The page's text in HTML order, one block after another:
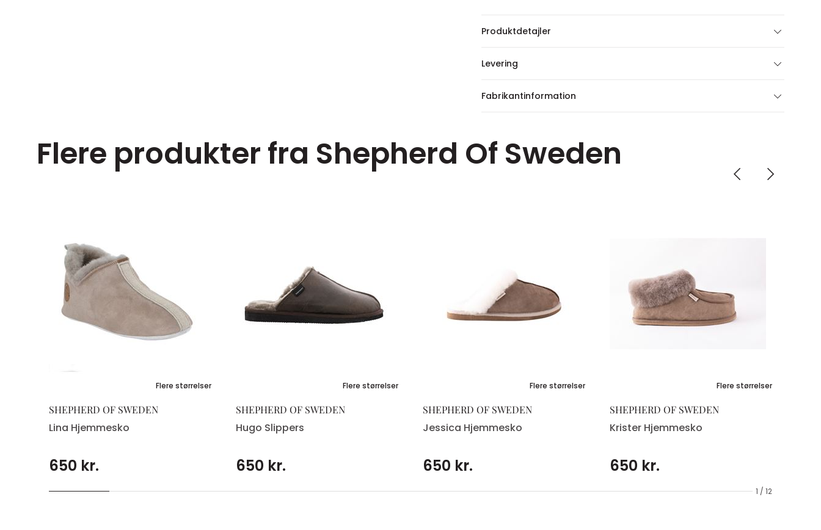
Produktdetajler
Levering
Fabrikantinformation
Flere produkter fra Shepherd Of Sweden
1 / 12
Flere størrelser
SHEPHERD OF SWEDEN
Lina Hjemmesko
650 kr.
Flere størrelser
SHEPHERD OF SWEDEN
Hugo Slippers
650 kr.
Flere størrelser
SHEPHERD OF SWEDEN
Jessica Hjemmesko
650 kr.
Flere størrelser
SHEPHERD OF SWEDEN
Krister Hjemmesko
650 kr.